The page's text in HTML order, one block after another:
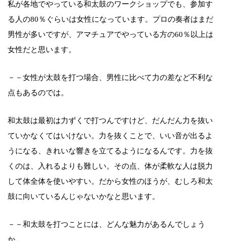
私が各地でやっている和太鼓のワークショップでも、参加す
る人の80％ぐらいは女性になっています。プロの奏者はまだ
男性が多いですが、アマチュアでやっている方の60％以上は
女性だと思います。
－－女性が太鼓を打つ場合、男性に比べて力の差など不利な
点もあるのでは。
和太鼓は最初は力ずくで打つんですけど、だんだん力を抜い
ていかなくてはいけない。力を抜くことで、いい音が出るよ
うになる、きれいな響きを立てるようになるんです。力を抜
くのは、入れるよりも難しい。その点、体が柔軟な人は脱力
して体全体を使いやすい。だから女性のほうが、むしろ和太
鼓に向いているんじゃないかなと思います。
－－和太鼓を打つことには、どんな魅力があるんでしょう